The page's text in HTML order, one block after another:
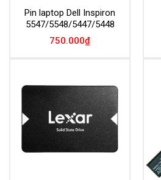
Pin laptop Dell Inspiron
5547/5548/5447/5448
750.000₫